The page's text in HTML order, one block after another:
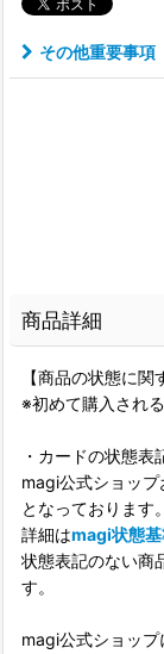
その他重要事項
商品詳細
【商品の状態に関
※初めて購入され
・カードの状態表
magi公式ショッ
となっております。
詳細はmagi状態
状態表記のない商
す。
magi公式ショッ